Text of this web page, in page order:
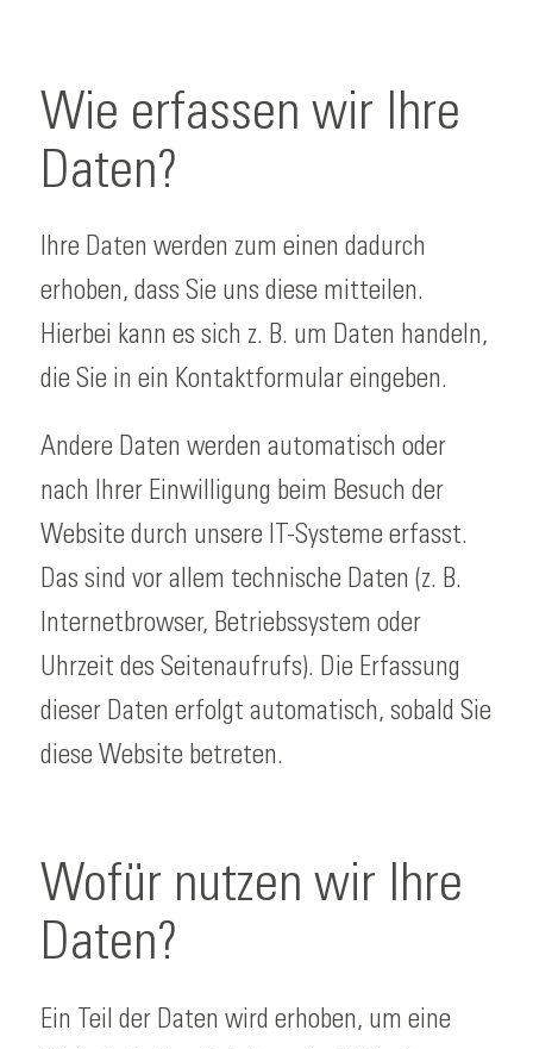
Wie erfassen wir Ihre
Daten?
Ihre Daten werden zum einen dadurch
erhoben, dass Sie uns diese mitteilen.
Hierbei kann es sich z. B. um Daten handeln,
die Sie in ein Kontaktformular eingeben.
Andere Daten werden automatisch oder
nach Ihrer Einwilligung beim Besuch der
Website durch unsere IT-Systeme erfasst.
Das sind vor allem technische Daten (z. B.
Internetbrowser, Betriebssystem oder
Uhrzeit des Seitenaufrufs). Die Erfassung
dieser Daten erfolgt automatisch, sobald Sie
diese Website betreten.
Wofür nutzen wir Ihre
Daten?
Ein Teil der Daten wird erhoben, um eine